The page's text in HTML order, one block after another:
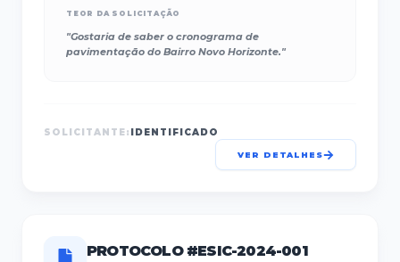
TEOR DA SOLICITAÇÃO
"Gostaria de saber o cronograma de
pavimentação do Bairro Novo Horizonte."
SOLICITANTE: IDENTIFICADO
VER DETALHES
PROTOCOLO #ESIC-2024-001